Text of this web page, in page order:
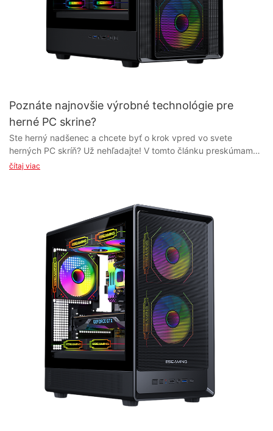
Poznáte najnovšie výrobné technológie pre
herné PC skrine?
Ste herný nadšenec a chcete byť o krok vpred vo svete herných PC skríň? Už nehľadajte! V tomto článku preskúmame najnovšie výrobné technológie, ktoré prinášajú revolúciu v dizajne a funkčnosti herných PC skríň. Od pokročilých chladiacich systémov až po RGB osvetlenie a ďalšie, objavte, ako tieto špičkové technológie posúvajú herné zostavy na vyššiu úroveň. Zostaňte informovaní a pozdvihnite svoj herný zážitok s najnovšími inováciami v technológii herných PC skríň. - Úvod do vývoja herných PC skríň k evolúcii herných PC skríň Herné PC skrine prešli od počiatkov hrania hier dlhú cestu. S pokrokom v technológii a dizajne sa herné PC skrine vyvíjali tak, aby spĺňali požiadavky moderných hráčov. V tomto článku preskúmame najnovšie výrobné technológie pre herné PC skrine a to, ako ovplyvnili vývoj tohto nevyhnutného herného príslušenstva. Jedným z kľúčových faktorov, ktoré poháňajú vývoj herných skríň pre PC, je dopyt po výkonnejších a efektívnejších chladiacich systémoch. S rastúcim výkonom herných počítačov generujú viac tepla, čo môže viesť k zníženiu výkonu a dokonca k zlyhaniu hardvéru. Aby sa s tým vyrovnali, výrobcovia herných skríň pre PC vyvinuli inovatívne chladiace riešenia, ako sú kvapalinové chladiace systémy a pokročilé návrhy prúdenia vzduchu. Tieto technológie pomáhajú udržiavať herné počítače v plynulom chode a zabezpečujú optimálny výkon počas intenzívnych herných sedení. Okrem chladiacich systémov sa výrobcovia herných PC skríň zamerali aj na estetiku a možnosti prispôsobenia. Mnoho hráčov je hrdých na svoje herné zostavy a chce, aby ich počítače odrážali ich osobnosť a preferencie. Herné PC skrine sú teraz dostupné v širokej škále dizajnov, farieb a veľkostí, čo hráčom umožňuje vybrať si skriňu, ktorá zodpovedá ich štýlu. Niektoré herné PC skrine dokonca disponujú prispôsobiteľným RGB osvetlením, panelmi z tvrdeného skla a systémami na správu káblov pre čistý a elegantný vzhľad. Pokiaľ ide o výrobu herných PC skríň, existujú dva hlavné typy dodávateľov: výrobcovia originálneho vybavenia (OEM) a výrobcovia originálneho dizajnu (ODM). OEM vyrábajú herné PC skrine pre známe značky, zatiaľ čo ODM navrhujú a vyrábajú skrine, ktoré sa predávajú pod rôznymi značkami. Oba typy dodávateľov zohrávajú kľúčovú úlohu v odvetví herných počítačov a zabezpečujú, aby hráči mali prístup k širokej škále vysokokvalitných skríň, z ktorých si môžu vybrať. V posledných rokoch začali výrobcovia herných PC skríň do svojich produktov začleňovať aj pokročilé materiály a výrobné techniky. Napríklad niektoré herné PC skrine sú teraz vyrobené z ľahkých a odolných materiálov, ako je hliník a tvrdené sklo. Tieto materiály nielen zvyšujú odolnosť a estetiku skríň, ale tiež pomáhajú zlepšiť odvod tepla a celkový výkon. Celkovo bol vývoj herných PC skríň poháňaný kombináciou faktorov vrátane pokroku v technológii chladenia, možností prispôsobenia a výrobných techník. Keďže herné počítače sú stále výkonnejšie a sofistikovanejšie, môžeme v budúcnosti očakávať ešte inovatívnejšie dizajny a funkcie. Či už ste príležitostný hráč alebo skalný nadšenec, kvalitná herná PC skriňa je nevyhnutná na ochranu vášho cenného hardvéru a zlepšenie herného zážitku. Hľadajte renomovaných dodávateľov a výrobcov herných PC skríň, aby ste sa uistili, že pre svoju hernú zostavu získate produkty najvyššej kvality. - Najmodernejšie materiály a dizajny pre herné PC skrine Vo svete hier je pre hráčov nevyhnutné mať vysoko výkonný počítač, aby dosiahli čo najlepší herný zážitok. Jednou z kľúčových súčastí herného počítača je skriňa, ktorá nielen chráni vnútorné komponenty, ale zohráva aj významnú úlohu v celkovej estetike zariadenia. S neustálym vývojom technológií výrobcovia neustále skúmajú a implementujú najmodernejšie materiály a dizajny, aby vytvorili špičkové herné skrine pre počítače. Pokiaľ ide o herné PC skrine, jedným z kľúčových faktorov, ktoré hráči zvažujú, je materiál použitý pri ich výrobe. V minulosti boli oceľ a plast preferovanými materiálmi pre PC skrine. S pokrokom v technológii sa však výrobcovia teraz obracajú na inovatívnejšie materiály, ako je hliník, tvrdené sklo a uhlíkové vlákno. Hliník je známy svojou ľahkou hmotnosťou a zároveň odolnosťou, vďaka čomu je ideálnou voľbou pre herné PC skrine. Hliník nielenže poskytuje vynikajúci odvod tepla, ale dodáva skrini aj elegantný a moderný vzhľad. Okrem toho je hliník v porovnaní s oceľou odolnejší voči korózii a hrdzi, čo zaisťuje, že skriňa zostane v perfektnom stave po mnoho rokov. Tvrdené sklo je ďalší materiál, ktorý si získal popularitu v herných PC skrinkách. Tvrdené sklo nielenže poskytuje jasný výhľad na vnútorné komponenty, ale dodáva aj celkovému dizajnu nádych elegancie. Výrobcovia teraz začleňujú tvrdené sklenené panely na boky alebo prednú stranu skrinky, čo umožňuje hráčom prezentovať svoje RGB osvetlenie a vlastné komponenty. Uhlíkové vlákno je high-tech materiál, ktorý si nachádza cestu do odvetvia herných PC skríň. Uhlíkové vlákno je známe svojou pevnosťou a nízkou hmotnosťou a poskytuje vynikajúcu ochranu vnútorných komponentov a zároveň znižuje celkovú hmotnosť skrine. Okrem toho má uhlíkové vlákno jedinečný estetický vzhľad, ktorý ho odlišuje od tradičných materiálov, vďaka čomu je obľúbenou voľbou medzi hráčmi, ktorí hľadajú špičkový a futuristický dizajn. Okrem špičkových materiálov sa výrobcovia zameriavajú aj na inovatívne dizajny s cieľom optimalizovať výkon herných PC skríň. Správa káblov, prúdenie vzduchu a rozšíriteľnosť sú niektoré z kľúčových funkcií, ktoré výrobcovia začleňujú do svojich dizajnov s cieľom zlepšiť používateľský zážitok. Správa káblov je nevyhnutná pre udržanie poriadku vo vnútri skrine a zlepšenie prúdenia vzduchu. Výrobcovia teraz pridávajú kanály na vedenie káblov, úchyty a suché zipsy, ktoré pomáhajú hráčom efektívne organizovať káble. Zlepšené prúdenie vzduchu je tiež prioritou pre herné PC skrine, pričom výrobcovia implementujú funkcie, ako sú ďalšie držiaky ventilátorov, sieťované panely a prachové filtre, aby sa zabezpečilo optimálne chladenie vnútorných komponentov. Rozšíriteľnosť je ďalším dôležitým aspektom herných PC skríň, pretože hráči neustále vylepšujú svoj hardvér, aby zostali konkurencieschopní. Výrobcovia teraz navrhujú skrine s rozširujúcimi pozíciami bez použitia náradia, modulárnymi komponentmi a dostatkom priestoru pre väčšie grafické karty a chladiace riešenia. To umožňuje hráčom prispôsobiť si svoje zostavy bez toho, aby si museli kupovať novú skriňu pri každej aktualizácii komponentu. Záverom možno povedať, že najnovšie výrobné technológie pre herné PC skrine prinášajú revolúciu v spôsobe, akým si hráči zostavujú a prispôsobujú svoje zostavy. Od najmodernejších materiálov, ako je hliník, tvrdené sklo a uhlíkové vlákno, až po inovatívne dizajny, ktoré optimalizujú výkon, výrobcovia herných PC skríň posúvajú hranice, aby vytvorili špičkové produkty pre hernú komunitu. Ak hľadáte novú hernú PC skrinku, hľadajte renomovaného dodávateľa alebo výrobcu herných PC skríň, ktorý ponúka najnovšie technológie a dizajny, ktoré posunú váš herný zážitok na vyššiu úroveň. - Inovatívne vlastnosti a funkcie v moderných herných PC skrinkách Inovatívne vlastnosti a funkcie v moderných herných PC skrinkách Pokiaľ ide o herné PC skrine, výrobcovia sa neustále snažia posúvať hranice dizajnu a technológií, aby oslovili rastúci dopyt hráčov na celom svete. Od elegantnej a futuristickej estetiky až po funkčné prvky, ktoré zvyšujú výkon, nie je núdza o možnosti pre hráčov, ktorí chcú investovať do vysoko kvalitnej hernej PC skrine. Jedným z kľúčových aspektov, ktoré odlišujú moderné herné PC skrine od tradičných skríň, sú inovatívne funkcie a možnosti, ktoré ponúkajú. Patria sem všetko od vylepšeného prúdenia vzduchu a chladenia až po prispôsobiteľné RGB osvetlenie a riešenia správy káblov. Tieto funkcie slúžia nielen praktickému účelu, ale tiež prispievajú k celkovej estetickej príťažlivosti skrine. Jedným z popredných dodávateľov herných PC skríň, ktorí sú v popredí v oblasti zavádzania inovatívnych funkcií, je spoločnosť Cooler Master. Spoločnosť Cooler Master, známa svojimi vysoko kvalitnými produktmi, neustále ponúka špičkové herné PC skrine, ktoré uspokojujú potreby hráčov. Ich skrine sú navrhnuté s prvkami, ako sú panely z tvrdeného skla, modulárne rozloženie a inštalácia bez použitia náradia, vďaka čomu sú veľmi všestranné a užívateľsky prívetivé. Ďalším významným výrobcom herných PC skríň je NZXT, ktorá je známa svojim elegantným a minimalistickým dizajnom. Ich skrine sa často vyznačujú čistou a jednoduchou estetikou s dôrazom na správu káblov a prúdenie vzduchu. NZXT tiež ponúka jedinečné funkcie, ako je integrované RGB osvetlenie a pripojenie inteligentných zariadení, čo hráčom umožňuje prispôsobiť si zostavu podľa svojich predstáv. V posledných rokoch sa aj výrobcovia herných počítačových skríň začali vo svojich dizajnoch zameriavať na udržateľnosť a ekologickosť. Značky ako Corsair začali do svojich skríň začleňovať recyklované materiály a energeticky úsporné komponenty, aby znížili ich vplyv na životné prostredie. Tento posun smerom k udržateľnosti odráža rastúce povedomie hernej komunity o dôležitosti environmentálnej uvedomelosti. Celkovo najnovšie výrobné technológie pre herné PC skrine spôsobili revolúciu v tomto odvetví a hráčom ponúkajú širokú škálu možností na výber. Či už hľadáte vysoko výkonnú skrinku s pokročilými riešeniami chladenia alebo štýlovú skrinku s prispôsobiteľným RGB osvetlením, existuje herná PC skrinka, ktorá vyhovie vašim potrebám. S rastúcim dopytom po herných PC skrinkách budú výrobcovia nepochybne naďalej posúvať hranice dizajnu a technológií, aby uspokojili vyvíjajúce sa potreby hráčov na celom svete. - Pokroky v technológiách chladenia a prúdenia vzduchu v herných PC skrinkách V posledných rokoch svet herných PC skríň zaznamenal významný pokrok v technológiách chladenia a prúdenia vzduchu. Tieto inovácie boli poháňané rastúcim dopytom po vysoko výkonných systémoch, ktoré zvládnu nároky dnešných grafick
čítaj viac